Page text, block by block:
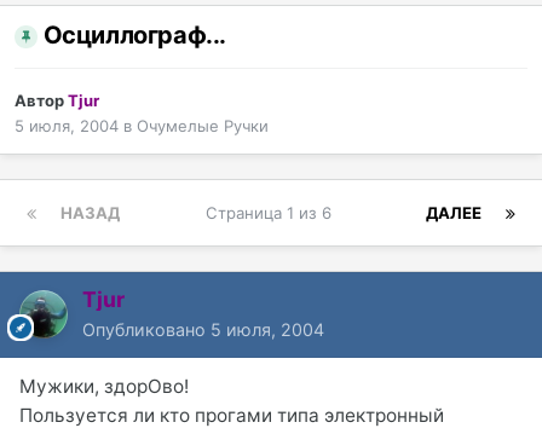
Осциллограф...
АвторTjur
5 июля, 2004 в Очумелые Ручки
НАЗАД ДАЛЕЕ
Страница 1 из 6
Tjur
Опубликовано 5 июля, 2004
Мужики, здорОво!
Пользуется ли кто прогами типа электронный